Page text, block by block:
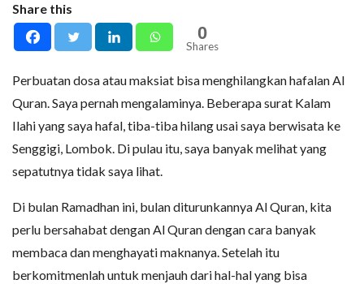
Share this
0
Shares
Perbuatan dosa atau maksiat bisa menghilangkan hafalan Al
Quran. Saya pernah mengalaminya. Beberapa surat Kalam
Ilahi yang saya hafal, tiba-tiba hilang usai saya berwisata ke
Senggigi, Lombok. Di pulau itu, saya banyak melihat yang
sepatutnya tidak saya lihat.
Di bulan Ramadhan ini, bulan diturunkannya Al Quran, kita
perlu bersahabat dengan Al Quran dengan cara banyak
membaca dan menghayati maknanya. Setelah itu
berkomitmenlah untuk menjauh dari hal-hal yang bisa